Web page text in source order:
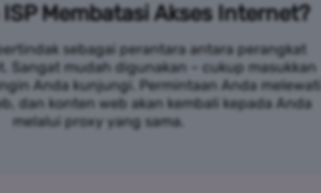
Membatasi Akses Internet?
sebagai perantara antara perangkat
Sangat mudah digunakan – cukup masukkan
Anda kunjungi. Permintaan Anda melewati
dan konten web akan kembali kepada Anda
melalui proxy yang sama.